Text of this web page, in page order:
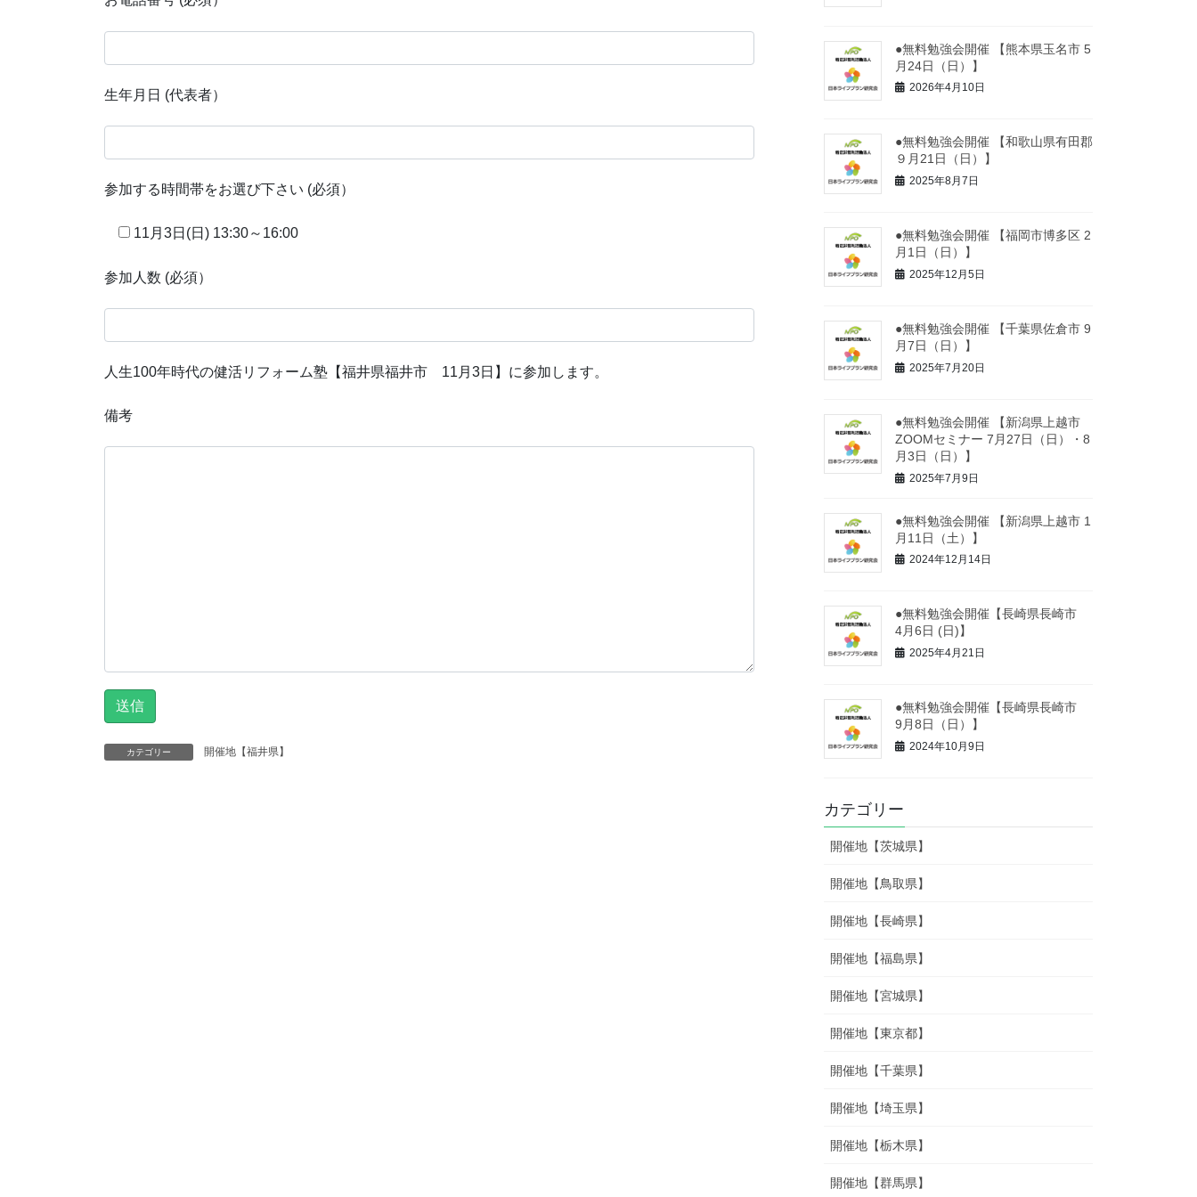
生年月日 (代表者）
参加する時間帯をお選び下さい (必須）
11月3日(日) 13:30～16:00
参加人数 (必須）
人生100年時代の健活リフォーム塾【福井県福井市 11月3日】に参加します。
備考
カテゴリー 開催地【福井県】
●無料勉強会開催 【熊本県玉名市 5
月24日（日）】
2026年4月10日
●無料勉強会開催 【和歌山県有田郡
９月21日（日）】
2025年8月7日
●無料勉強会開催 【福岡市博多区 2
月1日（日）】
2025年12月5日
●無料勉強会開催 【千葉県佐倉市 9
月7日（日）】
2025年7月20日
●無料勉強会開催 【新潟県上越市
ZOOMセミナー 7月27日（日）・8
月3日（日）】
2025年7月9日
●無料勉強会開催 【新潟県上越市 1
月11日（土）】
2024年12月14日
●無料勉強会開催【長崎県長崎市
4月6日 (日)】
2025年4月21日
●無料勉強会開催【長崎県長崎市
9月8日（日）】
2024年10月9日
カテゴリー
開催地【茨城県】
開催地【鳥取県】
開催地【長崎県】
開催地【福島県】
開催地【宮城県】
開催地【東京都】
開催地【千葉県】
開催地【埼玉県】
開催地【栃木県】
開催地【群馬県】